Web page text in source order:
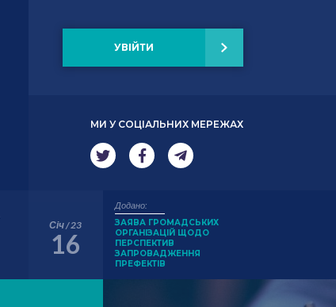
УВІЙТИ
МИ У СОЦІАЛЬНИХ МЕРЕЖАХ
Січ / 23
16
Додано:
ЗАЯВА ГРОМАДСЬКИХ
ОРГАНІЗАЦІЙ ЩОДО
ПЕРСПЕКТИВ
ЗАПРОВАДЖЕННЯ
ПРЕФЕКТІВ